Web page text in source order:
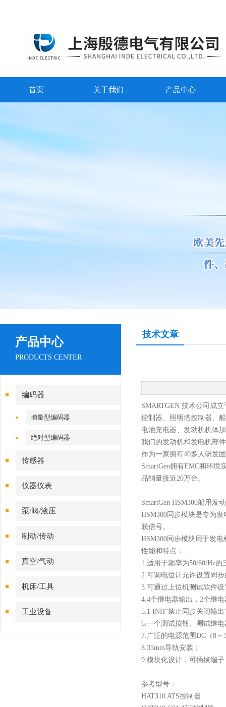
首页 关于我们 产品中心
产品中心
PRODUCTS CENTER
编码器
增量型编码器
绝对型编码器
传感器
仪器仪表
泵/阀/液压
制动/传动
真空/气动
机床/工具
工业设备
技术文章
SMARTGEN 技术公司成
控制器、照明塔控制器、
电池充电器、发动机机体
我们的发动机和发电机部
作为一家拥有40多人研发
SmartGen拥有EMC和环
品销量接近20万台。
SmartGen HSM300船用发
HSM300同步模块是专为
联信号。
HSM300同步模块用于发
性能和特点：
1.适用于频率为50/60/Hz
2.可调电位计允许设置同
3.可通过上位机测试软件
4.4个继电器输出，2个继
5.1 INH“禁止同步关闭输
6.一个测试按钮、测试继
7.广泛的电源范围DC（8
8.35mm导轨安装；
9.模块化设计，可插拔端
参考型号：
HAT310 ATS控制器